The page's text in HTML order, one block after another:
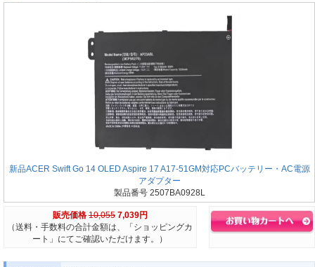
新品ACER Swift Go 14 OLED Aspire 17 A17-51GM対応PCバッテリー・AC電源
アダプター
製品番号 2507BA0928L
販売価格 10,055 7,039円
（送料・手数料の合計金額は、「ショッピングカ
ート」にてご確認いただけます。）